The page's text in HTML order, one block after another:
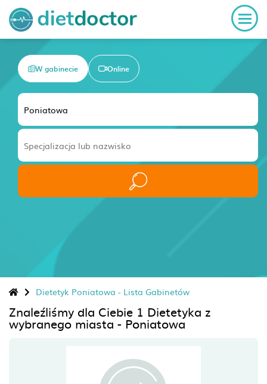
W gabinecie Online
Dietetyk Poniatowa - Lista Gabinetów
Znaleźliśmy dla Ciebie 1 Dietetyka z
wybranego miasta - Poniatowa